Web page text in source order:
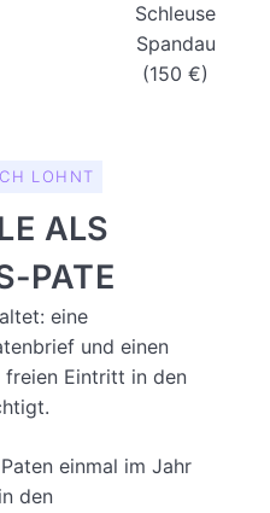
Schleuse
Spandau
(150 €)
LOHNT
ALS
PATE
eine
und einen
freien Eintritt in den
einmal im Jahr
den